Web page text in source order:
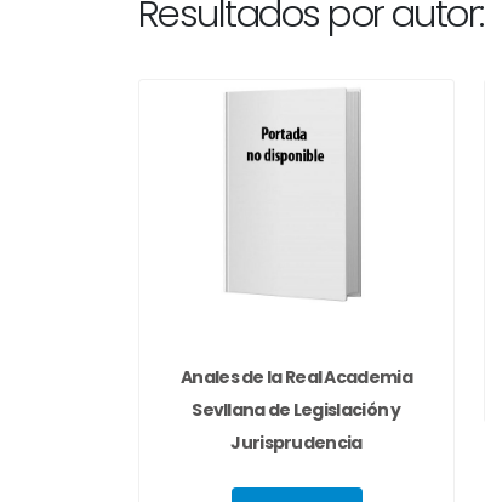
Resultados por autor:
Anales de la Real Academia
Sevllana de Legislación y
Jurisprudencia